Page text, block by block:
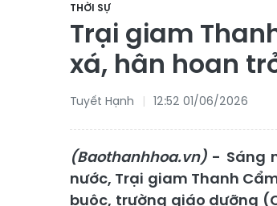
THỜI SỰ
Trại giam
xá, hân hoan
Tuyết Hạnh 12:52 01/06/2026
(Baothanhhoa.vn) - Sáng
nước, Trại giam Thanh
buộc, trường giáo dưỡng